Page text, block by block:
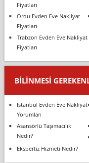
Fiyatları
Ordu Evden Eve Nakliyat
Fiyatları
Trabzon Evden Eve Nakliyat
Fiyatları
BILINMESI
İstanbul Evden Eve Nakliyat
Yorumları
Asansörlü Taşımacılık
Nedir?
Ekspertiz Hizmeti Nedir?